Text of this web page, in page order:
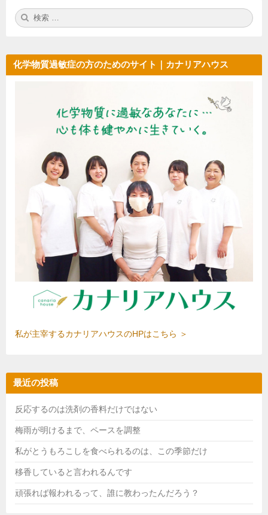
検
索:
化学物質過敏症の方のためのサイト｜カナリアハウス
私が主宰するカナリアハウスのHPはこちら ＞
最近の投稿
反応するのは洗剤の香料だけではない
梅雨が明けるまで、ペースを調整
私がとうもろこしを食べられるのは、この季節だけ
移香していると言われるんです
頑張れば報われるって、誰に教わったんだろう？